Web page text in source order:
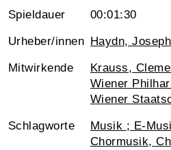
Spieldauer 00:01:30
Urheber/innen Haydn,
Mitwirkende Krauss,
Wiener
Wiener
Schlagworte Musik ; E-
Chormusik,